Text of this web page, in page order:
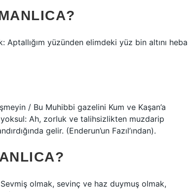
/ Bu Muhibbi gazelini Kum ve Kaşan’a
Ah, zorluk ve talihsizlikten muzdarip
gelir. (Enderun’un Fazıl’ından).
Sevmiş olmak, sevinç ve haz duymuş olmak,